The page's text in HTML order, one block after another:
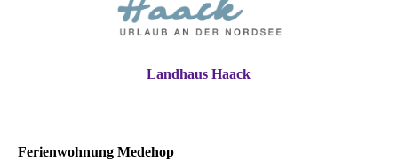
Landhaus Haack
Ferienwohnung Medehop